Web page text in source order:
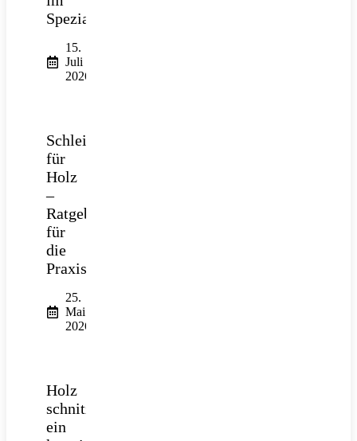
Spezialtiefbau
15.
Juli
2026
Schleifpapier
für
Holz
–
Ratgeber
für
die
Praxis
25.
Mai
2026
Holz
schnitzen:
ein